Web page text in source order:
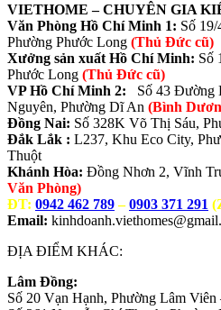
VIETHOME – CHUYÊN GIA
Văn Phòng Hồ Chí Minh 1: Số
Phường Phước Long (Thủ Đức cũ)
Xưởng sản xuất Hồ Chí Minh: Số
Phước Long (Thủ Đức cũ)
VP Hồ Chí Minh 2: Số 43 Đường
Nguyên, Phường Dĩ An (Bình
Đồng Nai: Số 328K Võ Thị Sáu,
Đắk Lắk : L237, Khu Eco City,
Thuột
Khánh Hòa: Đồng Nhơn 2, Vĩnh
Văn Phòng)
ĐT: 0942 462 789–0903 371 291
Email:
ĐỊA ĐIỂM KHÁC:
Lâm Đồng:
Số 20 Vạn Hạnh, Phường Lâm